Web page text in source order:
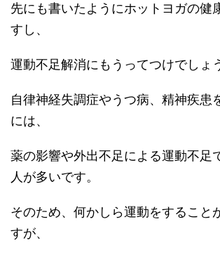
先にも書いたようにホットヨガの健
すし、
運動不足解消にもうってつけでしょ
自律神経失調症やうつ病、精神疾患
には、
薬の影響や外出不足による運動不足
人が多いです。
そのため、何かしら運動をすること
すが、